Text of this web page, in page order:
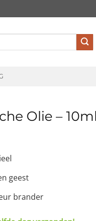
Olie – 10ml
geest
brander